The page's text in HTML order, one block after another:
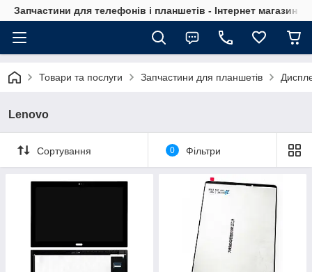
Запчастини для телефонів і планшетів - Інтернет магазин
Товари та послуги Запчастини для планшетів
Lenovo
Сортування 0 Фільтри